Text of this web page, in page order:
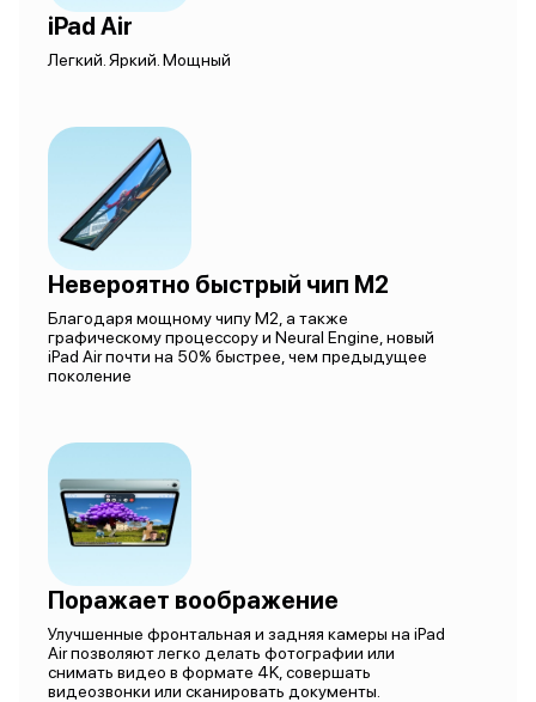
iPad Air
Легкий. Яркий. Мощный
Невероятно быстрый чип M2
Благодаря мощному чипу M2, а также
графическому процессору и Neural Engine, новый
iPad Air почти на 50% быстрее, чем предыдущее
поколение
Поражает воображение
Улучшенные фронтальная и задняя камеры на iPad
Air позволяют легко делать фотографии или
снимать видео в формате 4K, совершать
видеозвонки или сканировать документы.